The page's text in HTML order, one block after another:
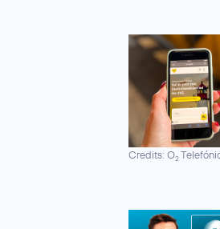
Credits: O2